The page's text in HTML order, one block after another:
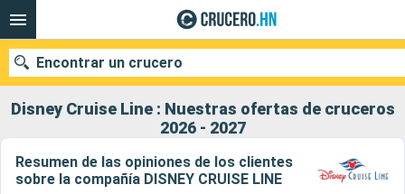
Disney Cruise Line : Nuestras ofertas de cruceros
2026 - 2027
Resumen de las opiniones de los clientes
sobre la compañía DISNEY CRUISE LINE
Encontrar un crucero
Nuestros destinos